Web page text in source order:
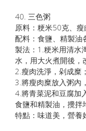
40. 三色粥
原料：粳米50克、
配料：食鹽、精製油
製法：1.粳米用清水
水，用大火煮開後，
2.瘦肉洗淨，剁成糜
3.將瘦肉糜放入粥內
4.將青菜泥和豆腐加
食鹽和精製油，攪拌
特點：味道美，營養